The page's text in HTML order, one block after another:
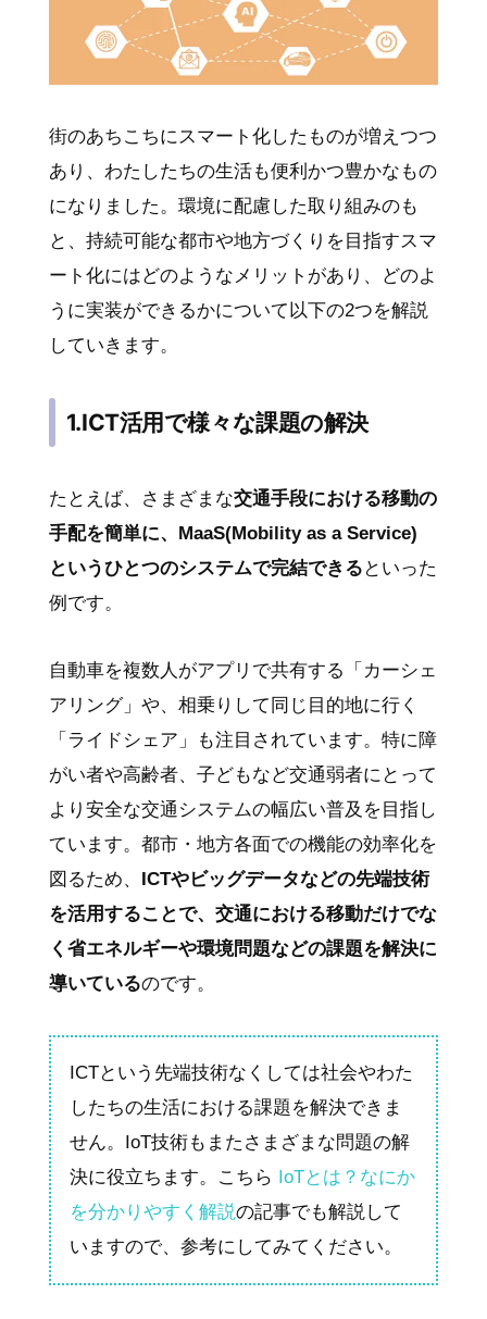
街のあちこちにスマート化したものが増えつつ
あり、わたしたちの生活も便利かつ豊かなもの
になりました。環境に配慮した取り組みのも
と、持続可能な都市や地方づくりを目指すスマ
ート化にはどのようなメリットがあり、どのよ
うに実装ができるかについて以下の2つを解説
していきます。
1.ICT活用で様々な課題の解決
たとえば、さまざまな交通手段における移動の
手配を簡単に、MaaS(Mobility as a Service)
というひとつのシステムで完結できる といった
例です。
自動車を複数人がアプリで共有する「カーシェ
アリング」や、相乗りして同じ目的地に行く
「ライドシェア」も注目されています。特に障
がい者や高齢者、子どもなど交通弱者にとって
より安全な交通システムの幅広い普及を目指し
ています。都市・地方各面での機能の効率化を
図るため、
ICTやビッグデータなどの先端技術
を活用することで、交通における移動だけでな
く省エネルギーや環境問題などの課題を解決に
導いているのです。
ICTという先端技術なくしては社会やわた
したちの生活における課題を解決できま
せん。IoT技術もまたさまざまな問題の解
決に役立ちます。こちら IoTとは？なにか
を分かりやすく解説の記事でも解説して
いますので、参考にしてみてください。